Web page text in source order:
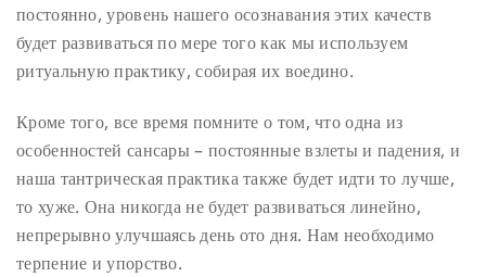
постоянно, уровень нашего осознавания этих качеств
будет развиваться по мере того как мы используем
ритуальную практику, собирая их воедино.
Кроме того, все время помните о том, что одна из
особенностей сансары – постоянные взлеты и падения, и
наша тантрическая практика также будет идти то лучше,
то хуже. Она никогда не будет развиваться линейно,
непрерывно улучшаясь день ото дня. Нам необходимо
терпение и упорство.